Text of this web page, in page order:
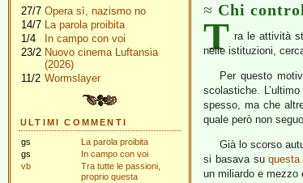
27/7 Opera sì, nazismo no
14/7 La parola proibita
1/4
In campo con voi
23/2 Nuovo cinema Luftansia
(2026)
11/2 Wormslayer
ULTIMI COMMENTI
gs
La parola proibita
gs
In campo con voi
vb
Tra tutte le passioni,
proprio questa
Chi
T ra le attività
nelle istituzioni,
Per questo
scolastiche.
spesso, ma che
quale però non
Già lo scorso
si basava suquesta
un miliardo e mezzo